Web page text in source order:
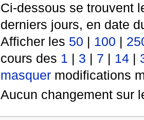
Ci-dessous se trouvent
derniers jours, en date
Afficher les 50 | 100 |
cours des 1 | 3 | 7 | 14|
masquermodifications
Aucun changement sur